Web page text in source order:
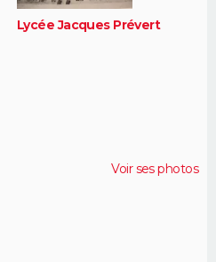
Lycée Jacques Prévert
Voir ses photos